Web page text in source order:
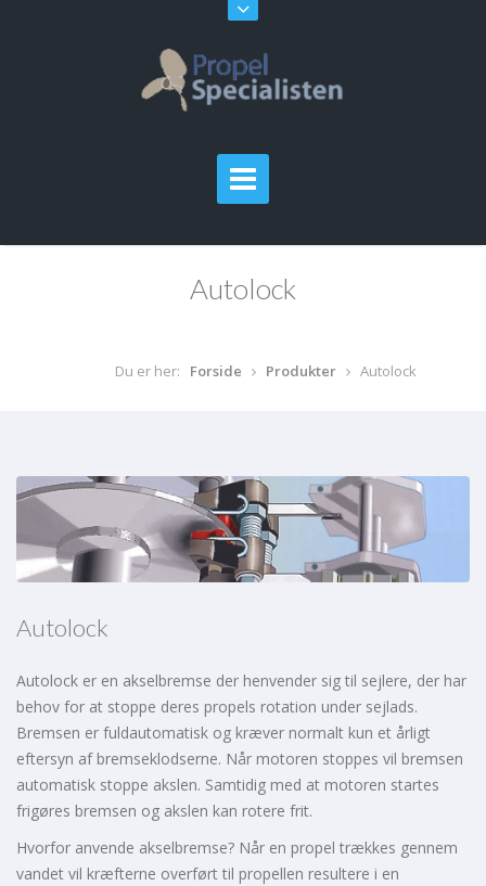
Autolock
Du er her: Forside Produkter Autolock
Autolock
Autolock er en akselbremse der henvender sig til sejlere, der har
behov for at stoppe deres propels rotation under sejlads.
Bremsen er fuldautomatisk og kræver normalt kun et årligt
eftersyn af bremseklodserne. Når motoren stoppes vil bremsen
automatisk stoppe akslen. Samtidig med at motoren startes
frigøres bremsen og akslen kan rotere frit.
Hvorfor anvende akselbremse? Når en propel trækkes gennem
vandet vil kræfterne overført til propellen resultere i en